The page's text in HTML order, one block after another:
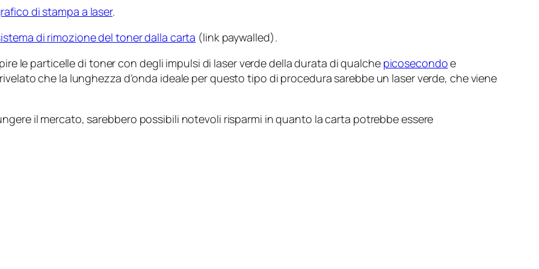
di stampa a laser.
di rimozione del toner dalla carta (link paywalled).
le particelle di toner con degli impulsi di laser verde della durata di qualche picosecondoe
che la lunghezza d’onda ideale per questo tipo di procedura sarebbe un laser verde, che viene
il mercato, sarebbero possibili notevoli risparmi in quanto la carta potrebbe essere